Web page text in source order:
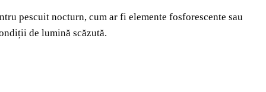
pescuit nocturn, cum ar fi elemente fosforescente sau
de lumină scăzută.